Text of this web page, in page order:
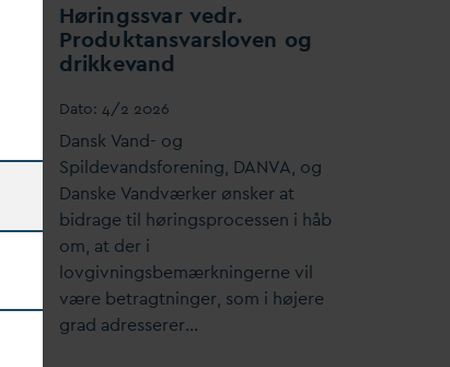
Høringssvar vedr.
Produktansvarsloven og
drikkevand
Dato: 4/2 2026
Dansk Vand- og
Spildevandsforening, DANVA, og
Danske Vandværker ønsker at
bidrage til høringsprocessen i håb
om, at der i
lovgivningsbemærkningerne vil
være betragtninger, som i højere
grad adresserer…